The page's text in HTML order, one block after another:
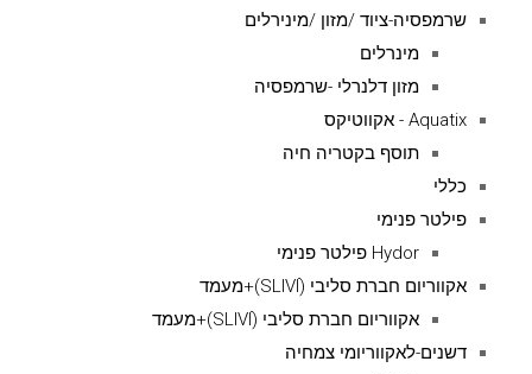
שרמפסיה-ציוד /מזון /מינירלים
מינרלים
מזון דלנרלי -שרמפסיה
Aquatix - אקווטיקס
תוסף בקטריה חיה
כללי
פילטר פנימי
Hydor פילטר פנימי
אקווריום חברת סליבי (SLIVIׂׂ)+מעמד
אקווריום חברת סליבי (SLIVIׂׂ)+מעמד
דשנים-לאקווריומי צמחיה